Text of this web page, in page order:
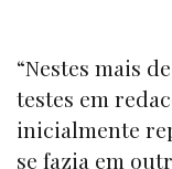
“Nestes mais
testes em
inicialmente
se fazia em